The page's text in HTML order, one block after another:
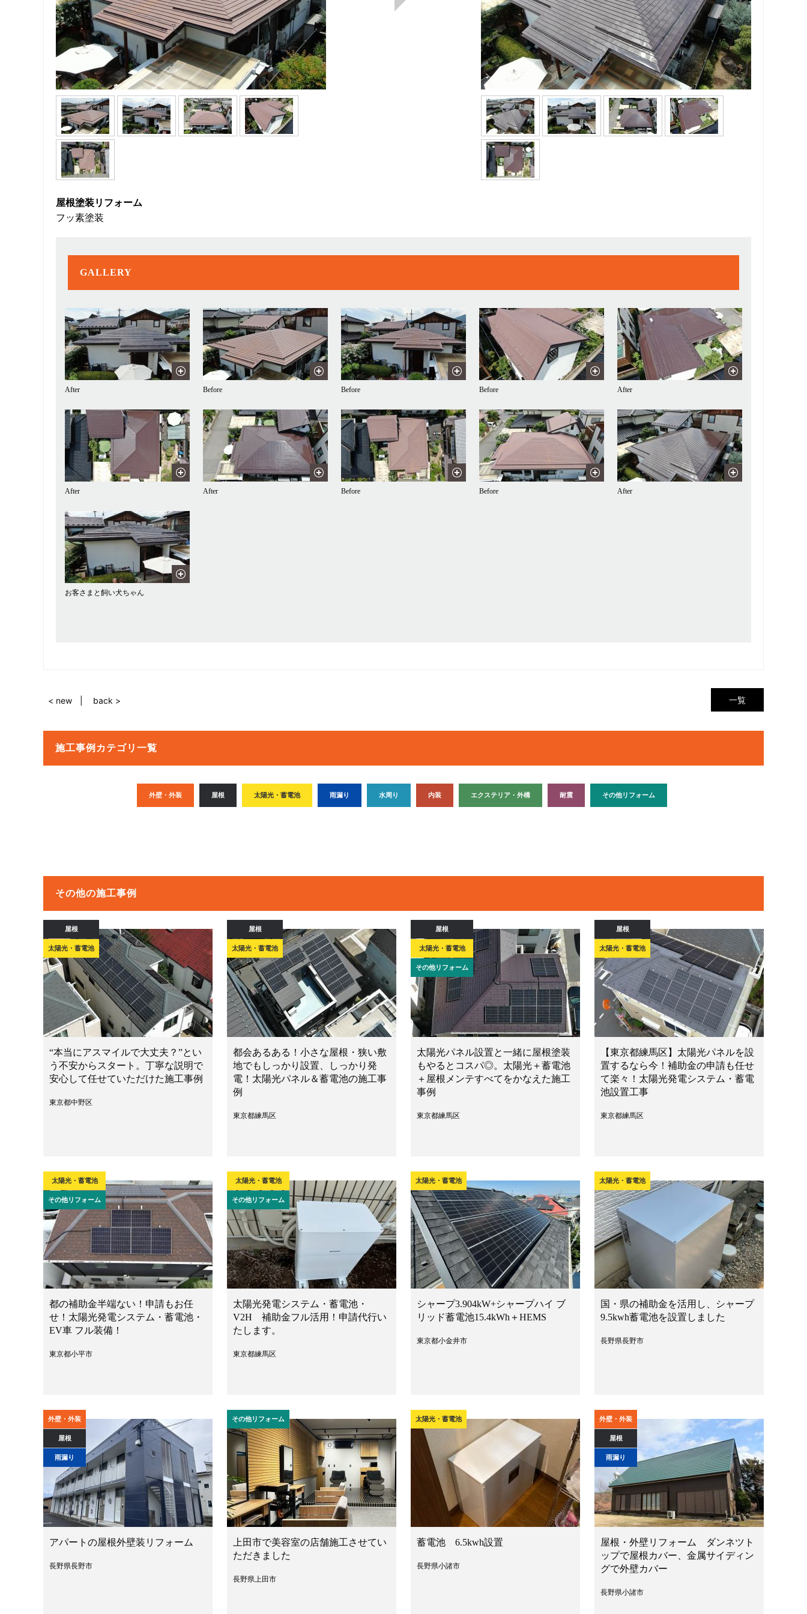
屋根塗装リフォーム
フッ素塗装
GALLERY
After Before Before Before After
After After Before Before After
お客さまと飼い犬ちゃん
一覧
< new back >
施工事例カテゴリ一覧
外壁・外装 屋根 太陽光・蓄電池 雨漏り 水周り 内装 エクステリア・外構 耐震 その他リフォーム
その他の施工事例
屋根
太陽光・蓄電池
“本当にアスマイルで大丈夫？”とい
う不安からスタート。丁寧な説明で
安心して任せていただけた施工事例
東京都中野区
屋根
太陽光・蓄電池
都会あるある！小さな屋根・狭い敷
地でもしっかり設置、しっかり発
電！太陽光パネル＆蓄電池の施工事
例
東京都練馬区
屋根
太陽光・蓄電池
その他リフォーム
太陽光パネル設置と一緒に屋根塗装
もやるとコスパ◎。太陽光＋蓄電池
＋屋根メンテすべてをかなえた施工
事例
東京都練馬区
屋根
太陽光・蓄電池
【東京都練馬区】太陽光パネルを設
置するなら今！補助金の申請も任せ
て楽々！太陽光発電システム・蓄電
池設置工事
東京都練馬区
太陽光・蓄電池
その他リフォーム
都の補助金半端ない！申請もお任
せ！太陽光発電システム・蓄電池・
EV車 フル装備！
東京都小平市
太陽光・蓄電池
その他リフォーム
太陽光発電システム・蓄電池・
V2H 補助金フル活用！申請代行い
たします。
東京都練馬区
太陽光・蓄電池
シャープ3.904kW+シャープハイ ブ
リッド蓄電池15.4kWh＋HEMS
東京都小金井市
太陽光・蓄電池
国・県の補助金を活用し、シャープ
9.5kwh蓄電池を設置しました
長野県長野市
外壁・外装
屋根
雨漏り
アパートの屋根外壁装リフォーム
長野県長野市
その他リフォーム
上田市で美容室の店舗施工させてい
ただきました
長野県上田市
太陽光・蓄電池
蓄電池 6.5kwh設置
長野県小諸市
外壁・外装
屋根
雨漏り
屋根・外壁リフォーム ダンネツト
ップで屋根カバー、金属サイディン
グで外壁カバー
長野県小諸市